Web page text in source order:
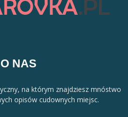
O NAS
na którym znajdziesz mnóstwo
opisów cudownych miejsc.